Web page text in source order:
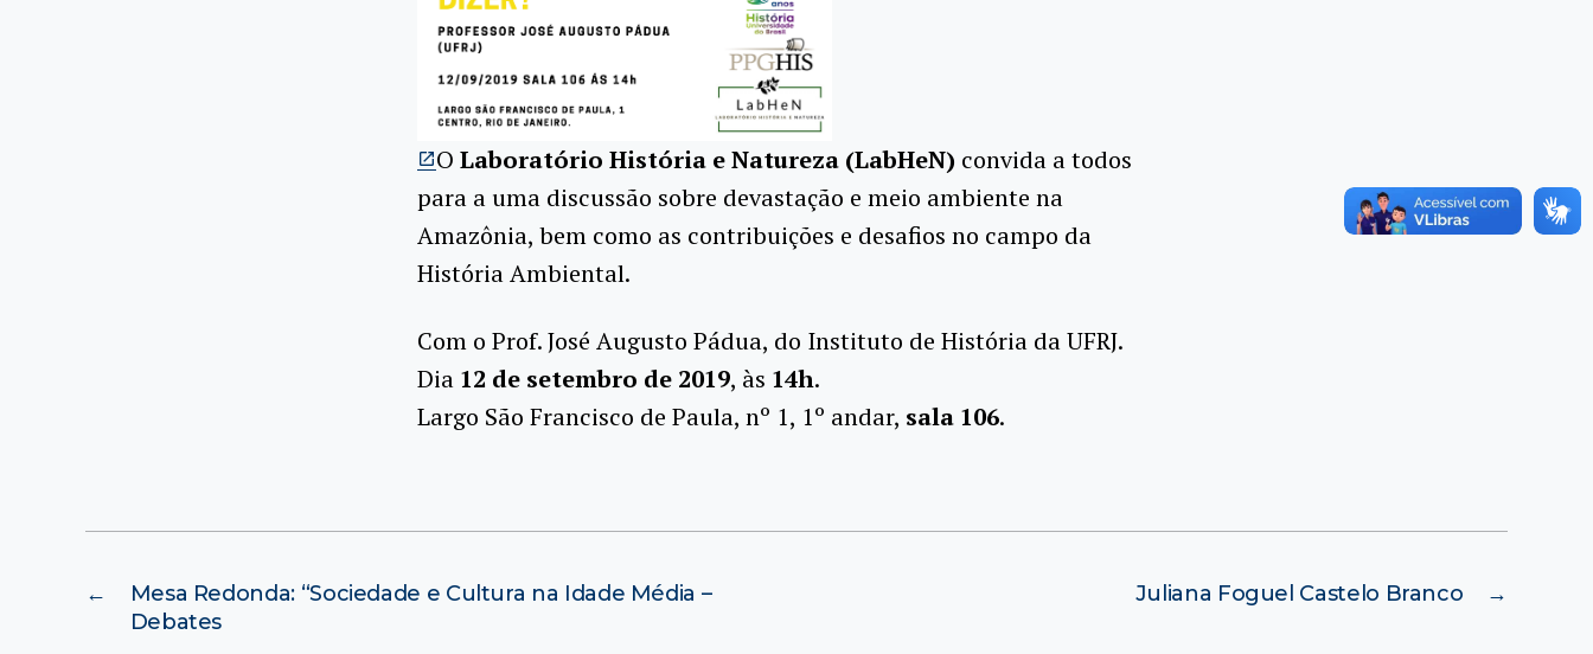
O Laboratório História e Natureza (LabHeN) convida a todos
para a uma discussão sobre devastação e meio ambiente na
Amazônia, bem como as contribuições e desafios no campo da
História Ambiental.
Com o Prof. José Augusto Pádua, do Instituto de História da UFRJ.
Dia 12 de setembro de 2019, às 14h.
Largo São Francisco de Paula, nº 1, 1º andar, sala 106.
←
Mesa Redonda: “Sociedade e Cultura na Idade Média –
Debates
→
Juliana Foguel Castelo Branco